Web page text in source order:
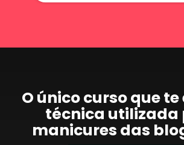
O único curso que
técnica utilizada
manicures das